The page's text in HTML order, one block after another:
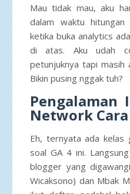
Mau tidak mau, aku
dalam waktu
ketika buka analytics
di atas. Aku udah
petunjuknya tapi masih
Bikin pusing nggak tuh?
Pengalaman
Network Cara
Eh, ternyata ada kelas
soal GA 4 ini.
blogger yang
Wicaksono) dan Mbak